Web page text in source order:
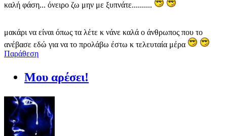
καλή φάση... όνειρο ζω μην με ξυπνάτε..........
μακάρι να είναι όπως τα λέτε κ νάνε καλά ο άνθρωπος που το
ανέβασε εδώ για να το προλάβω έστω κ τελευταία μέρα
Παράθεση
Μου αρέσει!